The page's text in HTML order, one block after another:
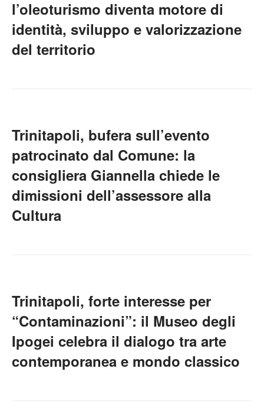
l’oleoturismo diventa motore di
identità, sviluppo e valorizzazione
del territorio
Trinitapoli, bufera sull’evento
patrocinato dal Comune: la
consigliera Giannella chiede le
dimissioni dell’assessore alla
Cultura
Trinitapoli, forte interesse per
“Contaminazioni”: il Museo degli
Ipogei celebra il dialogo tra arte
contemporanea e mondo classico